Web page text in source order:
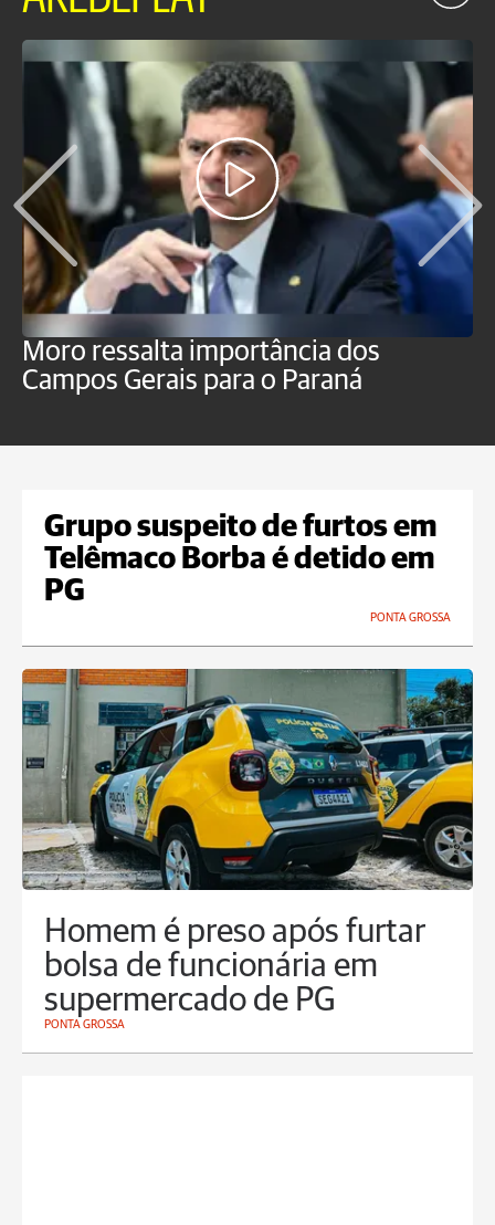
Moro ressalta importância dos
Campos Gerais para o Paraná
Grupo suspeito de furtos em
Telêmaco Borba é detido em
PG
PONTA GROSSA
Homem é preso após furtar
bolsa de funcionária em
supermercado de PG
PONTA GROSSA